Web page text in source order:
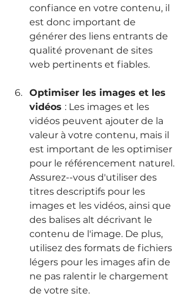
confiance en votre contenu, il
est donc important de
générer des liens entrants de
qualité provenant de sites
web pertinents et fiables.
Optimiser les images et les
vidéos : Les images et les
vidéos peuvent ajouter de la
valeur à votre contenu, mais il
est important de les optimiser
pour le référencement naturel.
Assurez--vous d'utiliser des
titres descriptifs pour les
images et les vidéos, ainsi que
des balises alt décrivant le
contenu de l'image. De plus,
utilisez des formats de fichiers
légers pour les images afin de
ne pas ralentir le chargement
de votre site.